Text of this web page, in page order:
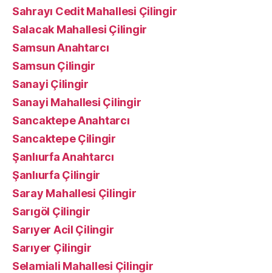
Sahrayı Cedit Mahallesi Çilingir
Salacak Mahallesi Çilingir
Samsun Anahtarcı
Samsun Çilingir
Sanayi Çilingir
Sanayi Mahallesi Çilingir
Sancaktepe Anahtarcı
Sancaktepe Çilingir
Şanlıurfa Anahtarcı
Şanlıurfa Çilingir
Saray Mahallesi Çilingir
Sarıgöl Çilingir
Sarıyer Acil Çilingir
Sarıyer Çilingir
Selamiali Mahallesi Çilingir